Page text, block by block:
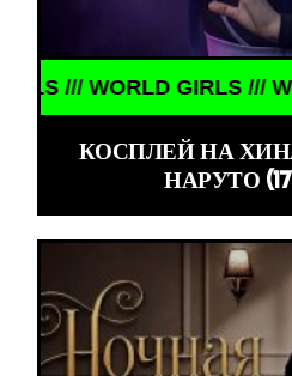
WORLD GIRLS /// WORLD
КОСПЛЕЙ НА
НАРУТО